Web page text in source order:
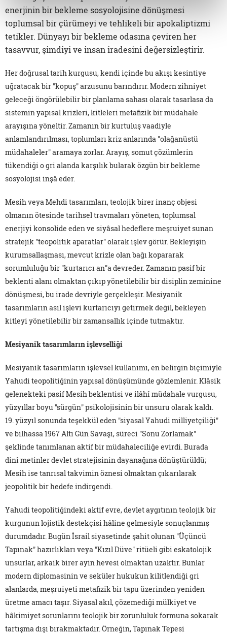
enerjinin bir bekleme sosyolojisine dönüşmesi
toplumsal bir çürümeyi ve tehlikeli bir apokaliptizmi
tetikler. Dünyayı bir bekleme odasına çeviren her
tasavvur, şimdiyi ve insan iradesini değersizleştirir.
Her doğrusal tarih kurgusu, kendi içinde bu akışı kesintiye
uğratacak bir "kopuş" arzusunu barındırır. Modern zihniyet
geleceği öngörülebilir bir planlama sahası olarak tasarlasa da
sistemin yapısal krizleri, kitleleri metafizik bir müdahale
arayışına yöneltir. Zamanın bir kurtuluş vaadiyle
anlamlandırılması, toplumları kriz anlarında "olağanüstü
müdahaleler" aramaya zorlar. Arayış, somut çözümlerin
tükendiği o gri alanda karşılık bularak özgün bir bekleme
sosyolojisi inşâ eder.
Mesih veya Mehdi tasarımları, teolojik birer inanç objesi
olmanın ötesinde tarihsel travmaları yöneten, toplumsal
enerjiyi konsolide eden ve siyâsal hedeflere meşruiyet sunan
stratejik "teopolitik aparatlar" olarak işlev görür. Bekleyişin
kurumsallaşması, mevcut krizle olan bağı kopararak
sorumluluğu bir "kurtarıcı an"a devreder. Zamanın pasif bir
beklenti alanı olmaktan çıkıp yönetilebilir bir disiplin zeminine
dönüşmesi, bu irade devriyle gerçekleşir. Mesiyanik
tasarımların asıl işlevi kurtarıcıyı getirmek değil, bekleyen
kitleyi yönetilebilir bir zamansallık içinde tutmaktır.
Mesiyanik tasarımların işlevselliği
Mesiyanik tasarımların işlevsel kullanımı, en belirgin biçimiyle
Yahudi teopolitiğinin yapısal dönüşümünde gözlemlenir. Klâsik
gelenekteki pasif Mesih beklentisi ve ilâhî müdahale vurgusu,
yüzyıllar boyu "sürgün" psikolojisinin bir unsuru olarak kaldı.
19. yüzyıl sonunda teşekkül eden "siyasal Yahudi milliyetçiliği"
ve bilhassa 1967 Altı Gün Savaşı, süreci "Sonu Zorlamak"
şeklinde tanımlanan aktif bir müdahaleciliğe evirdi. Burada
dinî metinler devlet stratejisinin dayanağına dönüştürüldü;
Mesih ise tanrısal takvimin öznesi olmaktan çıkarılarak
jeopolitik bir hedefe indirgendi.
Yahudi teopolitiğindeki aktif evre, devlet aygıtının teolojik bir
kurgunun lojistik destekçisi hâline gelmesiyle sonuçlanmış
durumdadır. Bugün İsrail siyasetinde şahit olunan "Üçüncü
Tapınak" hazırlıkları veya "Kızıl Düve" ritüeli gibi eskatolojik
unsurlar, arkaik birer ayin hevesi olmaktan uzaktır. Bunlar
modern diplomasinin ve seküler hukukun kilitlendiği gri
alanlarda, meşruiyeti metafizik bir tapu üzerinden yeniden
üretme amacı taşır. Siyasal akıl, çözemediği mülkiyet ve
hâkimiyet sorunlarını teolojik bir zorunluluk formuna sokarak
tartışma dışı bırakmaktadır. Örneğin, Tapınak Tepesi